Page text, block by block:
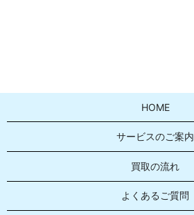
HOME
サービスのご案内
買取の流れ
よくあるご質問